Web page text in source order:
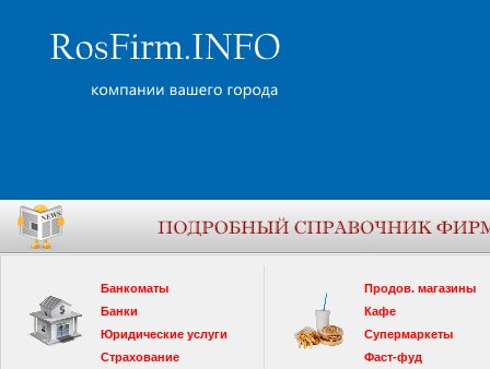
Банкоматы
Банки
Юридические услуги
Страхование
Продов. магазины
Кафе
Супермаркеты
Фаст-фуд